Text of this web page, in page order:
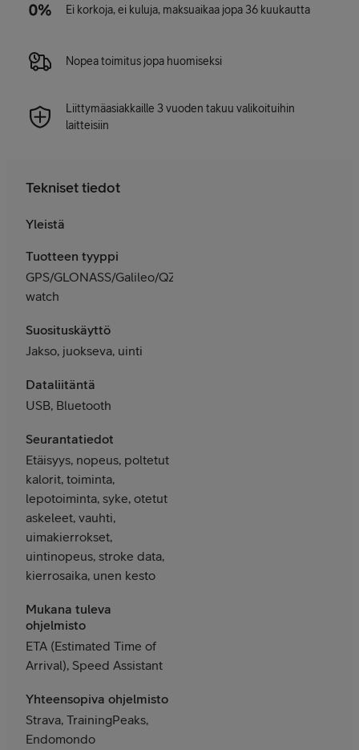
Ei korkoja, ei kuluja, maksuaikaa jopa 36 kuukautta
Nopea toimitus jopa huomiseksi
Liittymäasiakkaille 3 vuoden takuu valikoituihin
laitteisiin
Tekniset tiedot
Yleistä
Tuotteen tyyppi
GPS/GLONASS/Galileo/QZSS
watch
Suosituskäyttö
Jakso, juokseva, uinti
Dataliitäntä
USB, Bluetooth
Seurantatiedot
Etäisyys, nopeus, poltetut
kalorit, toiminta,
lepotoiminta, syke, otetut
askeleet, vauhti,
uimakierrokset,
uintinopeus, stroke data,
kierrosaika, unen kesto
Mukana tuleva
ohjelmisto
ETA (Estimated Time of
Arrival), Speed Assistant
Yhteensopiva ohjelmisto
Strava, TrainingPeaks,
Endomondo